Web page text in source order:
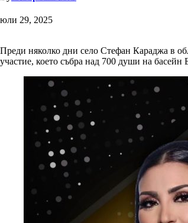
юли 29, 2025
Преди няколко дни село Стефан Караджа в
участие, което събра над 700 души на